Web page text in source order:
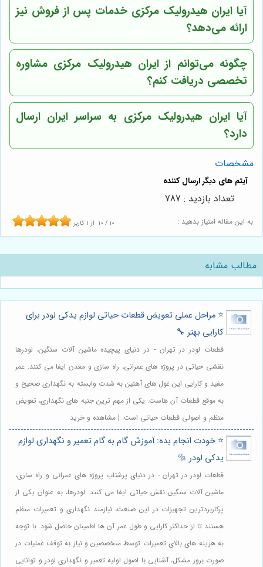
آیا ایران هیدرولیک مرکزی خدمات پس از فروش نیز
ارائه می‌دهد؟
چگونه می‌توانم از ایران هیدرولیک مرکزی مشاوره
تخصصی دریافت کنم؟
آیاایران هیدرولیک مرکزی به سراسر ایران ارسال
دارد؟
مشخصات
به این مقاله امتیاز بدهید : 10 / 10 از 1 کاربر
تعداد بازدید : 787
مطالب مشابه
⭐️ مراحل عملی تعویض قطعات حیاتی لوازم یدکی لودر برای
کارایی بهتر 🔧
قطعات لودر در تهران - در دنیای پیچیده ماشین آلات سنگین، لودرها
نقشی حیاتی در پروژه های عمرانی، راه سازی و معدن ایفا می کنند. عمر
مفید و کارایی این غول های آهنین به شدت وابسته به نگهداری صحیح و
به موقع قطعات آن هاست. یکی از مهم ترین جنبه های نگهداری، تعویض
منظم و اصولی قطعات حیاتی است. | مشاهده و خرید
⭐️ خودت انجام بده: آموزش گام به گام تعمیر و نگهداری لوازم
یدکی لودر 🔩
قطعات لودر در تهران - در دنیای پرشتاب پروژه های عمرانی و راه سازی،
ماشین آلات سنگین نقش حیاتی ایفا می کنند. لودرها، به عنوان یکی از
پرکاربردترین تجهیزات در این صنعت، نیازمند نگهداری و تعمیرات منظم
هستند تا از حداکثر کارایی و طول عمر آن ها اطمینان حاصل شود. با توجه
به هزینه های بالای تعمیرات توسط متخصصین و نیاز به توقف عملیات در
صورت بروز مشکل، آشنایی با اصول اولیه تعمیر و نگهداری لودر و توانایی